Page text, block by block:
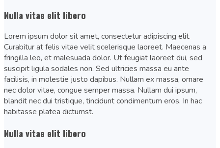
Nulla vitae elit libero
Lorem ipsum dolor sit amet, consectetur adipiscing elit.
Curabitur at felis vitae velit scelerisque laoreet. Maecenas a
fringilla leo, et malesuada dolor. Ut feugiat laoreet dui, sed
suscipit ligula sodales non. Sed ultricies massa eu ante
facilisis, in molestie justo dapibus. Nullam ex massa, ornare
nec dolor vitae, congue semper massa. Nullam dui ipsum,
blandit nec dui tristique, tincidunt condimentum eros. In hac
habitasse platea dictumst.
Nulla vitae elit libero